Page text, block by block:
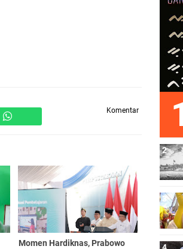
Komentar
Momen Hardiknas, Prabowo